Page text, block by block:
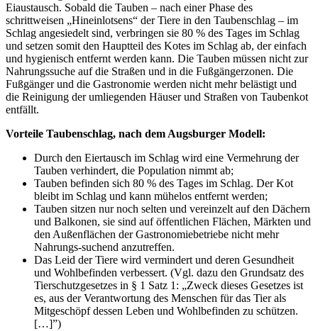
Eiaustausch. Sobald die Tauben – nach einer Phase des
schrittweisen „Hineinlotsens“ der Tiere in den Taubenschlag – im
Schlag angesiedelt sind, verbringen sie 80 % des Tages im Schlag
und setzen somit den Hauptteil des Kotes im Schlag ab, der einfach
und hygienisch entfernt werden kann. Die Tauben müssen nicht zur
Nahrungssuche auf die Straßen und in die Fußgängerzonen. Die
Fußgänger und die Gastronomie werden nicht mehr belästigt und
die Reinigung der umliegenden Häuser und Straßen von Taubenkot
entfällt.
Vorteile Taubenschlag, nach dem Augsburger Modell:
Durch den Eiertausch im Schlag wird eine Vermehrung der
Tauben verhindert, die Population nimmt ab;
Tauben befinden sich 80 % des Tages im Schlag. Der Kot
bleibt im Schlag und kann mühelos entfernt werden;
Tauben sitzen nur noch selten und vereinzelt auf den Dächern
und Balkonen, sie sind auf öffentlichen Flächen, Märkten und
den Außenflächen der Gastronomiebetriebe nicht mehr
Nahrungs-suchend anzutreffen.
Das Leid der Tiere wird vermindert und deren Gesundheit
und Wohlbefinden verbessert. (Vgl. dazu den Grundsatz des
Tierschutzgesetzes in § 1 Satz 1: „Zweck dieses Gesetzes ist
es, aus der Verantwortung des Menschen für das Tier als
Mitgeschöpf dessen Leben und Wohlbefinden zu schützen.
[…]”)